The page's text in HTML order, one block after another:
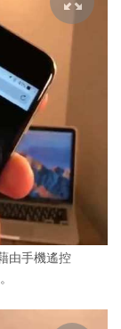
由手機遙控